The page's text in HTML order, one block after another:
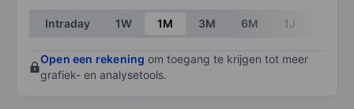
End of interactive chart.
Intraday 1W 1M 3M 6M 1J
Open een rekening om toegang te krijgen tot meer
grafiek- en analysetools.